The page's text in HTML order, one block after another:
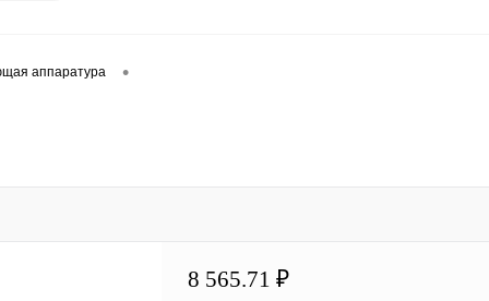
аппаратура •
8 565.71 ₽